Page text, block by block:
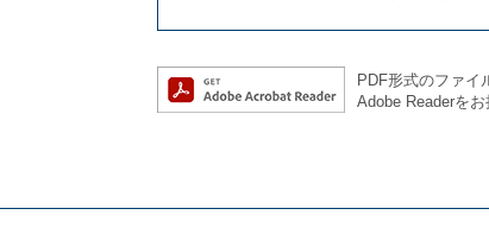
PDF形式のファイ
Adobe Readerを